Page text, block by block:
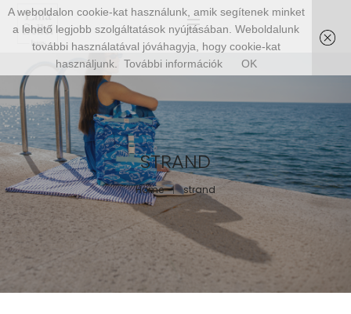
STRAND
Home strand
A weboldalon cookie-kat használunk, amik segítenek minket
a lehető legjobb szolgáltatások nyújtásában. Weboldalunk
további használatával jóváhagyja, hogy cookie-kat
használjunk.
További információk OK